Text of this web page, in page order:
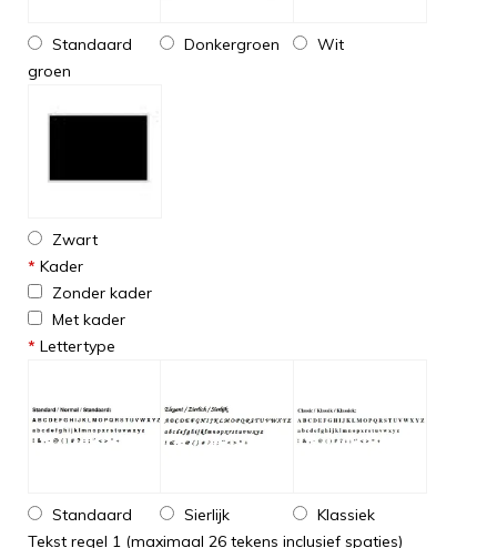
Standaard
groen
Donkergroen Wit
Zwart
* Kader
Zonder kader
Met kader
* Lettertype
Standaard Sierlijk
Klassiek
Tekst regel 1 (maximaal 26 tekens inclusief spaties)